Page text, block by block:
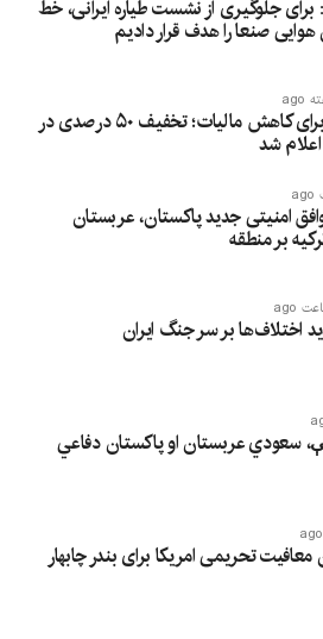
جلوگیری از نشست طیاره ایرانی، خط
هوایی صنعا را هدف قرار دادیم
فرمان تازه برای کاهش مالیات؛ تخفیف ۵۰ درصدی در
شد
امنیتی جدید پاکستان، عربستان
بر منطقه
اختلاف‌ها بر سر جنگ ایران
سعودي عربستان او پاکستان دفاعي
تحریمی امریکا برای بندر چابهار